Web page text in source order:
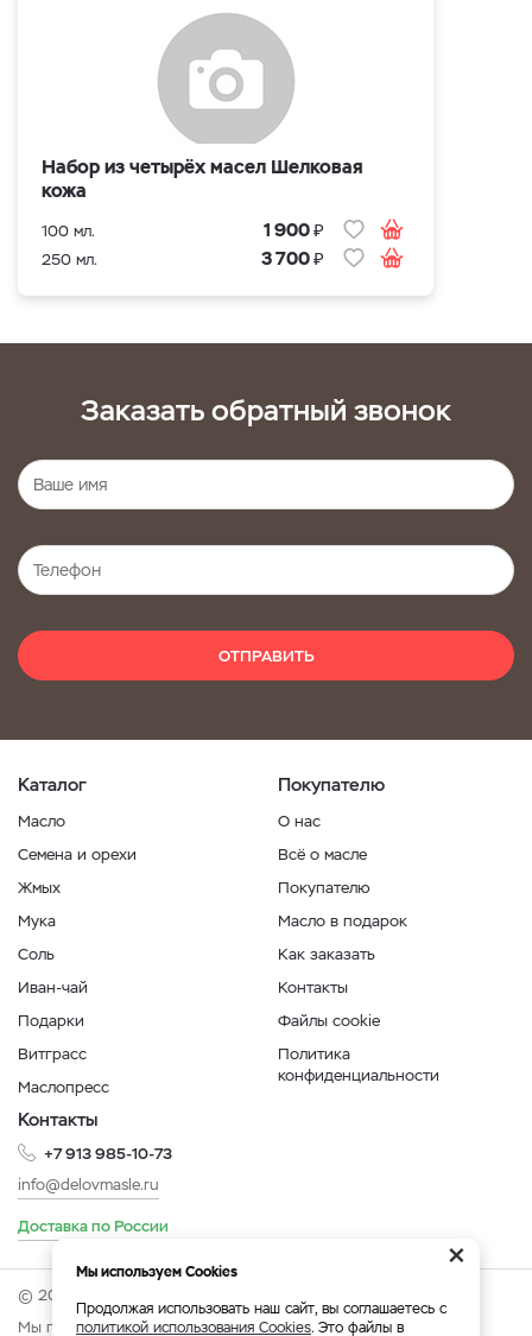
Набор из четырёх масел Шелковая
кожа
100 мл. 1 900₽
250 мл. 3 700₽
Заказать обратный звонок
ОТПРАВИТЬ
Каталог
Масло
Семена и орехи
Жмых
Мука
Соль
Иван-чай
Подарки
Витграсс
Маслопресс
Покупателю
О нас
Всё о масле
Покупателю
Масло в подарок
Как заказать
Контакты
Файлы cookie
Политика
конфиденциальности
Контакты
+7 913 985-10-73
info@delovmasle.ru
Доставка по России
© 2026 Интернет-магазин "Дело в масле".
Мы принимаем:
×
Мы используем Cookies
Продолжая использовать наш сайт, вы соглашаетесь с
политикой использования Cookies. Это файлы в